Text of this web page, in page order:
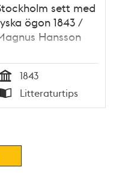
sett med
ögon 1843 /
Hansson
Tid
1843
Litteraturtips